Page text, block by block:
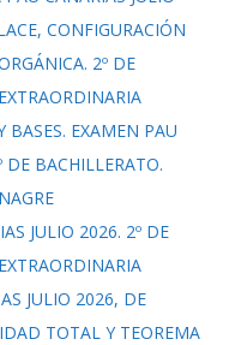
CONFIGURACIÓN
2º DE
BASES. EXAMEN PAU
BACHILLERATO.
JULIO 2026. 2º DE
JULIO 2026, DE
TOTAL Y TEOREMA